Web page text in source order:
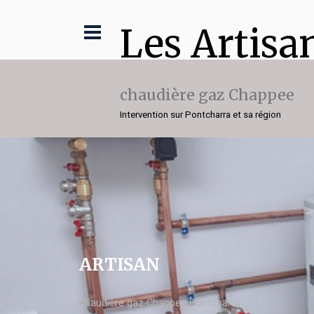
Les
chaudière gaz Chappee
Intervention sur Pontcharra et sa région
ARTISAN
chaudière gaz Chappee Pontcharra